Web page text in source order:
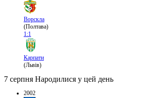
Ворскла
(Полтава)
1:1
Карпати
(Львів)
7 серпня Народилися у цей день
2002